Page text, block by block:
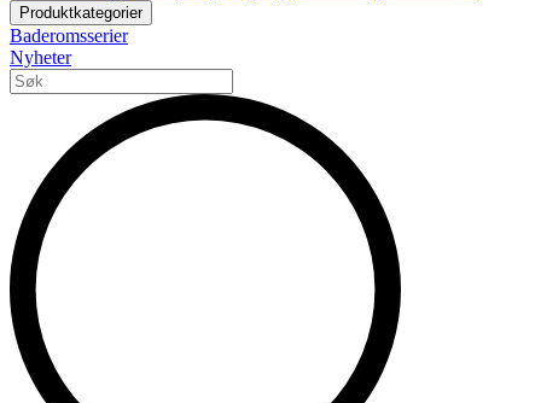
Produktkategorier
Baderomsserier
Nyheter